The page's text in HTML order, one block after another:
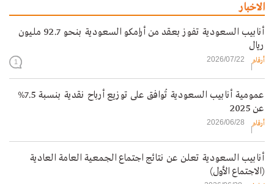
الاخبار
أنابيب السعودية تفوز بعقد من أرامكو السعودية بنحو 92.7 مليون
ريال
أرقام 2026/07/22
1
عمومية أنابيب السعودية تُوافق على توزيع أرباح نقدية بنسبة 7.5%
عن 2025
أرقام 2026/06/28
أنابيب السعودية تعلن عن نتائج اجتماع الجمعية العامة العادية
(الاجتماع الأول)